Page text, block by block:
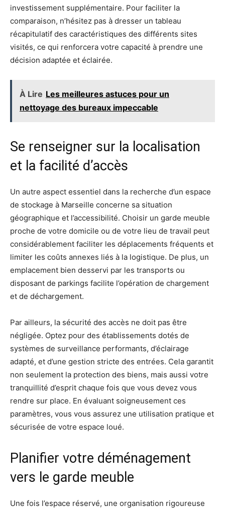
investissement supplémentaire. Pour faciliter la
comparaison, n’hésitez pas à dresser un tableau
récapitulatif des caractéristiques des différents sites
visités, ce qui renforcera votre capacité à prendre une
décision adaptée et éclairée.
À Lire Les meilleures astuces pour un
nettoyage des bureaux impeccable
Se renseigner sur la localisation
et la facilité d’accès
Un autre aspect essentiel dans la recherche d’un espace
de stockage à Marseille concerne sa situation
géographique et l’accessibilité. Choisir un garde meuble
proche de votre domicile ou de votre lieu de travail peut
considérablement faciliter les déplacements fréquents et
limiter les coûts annexes liés à la logistique. De plus, un
emplacement bien desservi par les transports ou
disposant de parkings facilite l’opération de chargement
et de déchargement.
Par ailleurs, la sécurité des accès ne doit pas être
négligée. Optez pour des établissements dotés de
systèmes de surveillance performants, d’éclairage
adapté, et d’une gestion stricte des entrées. Cela garantit
non seulement la protection des biens, mais aussi votre
tranquillité d’esprit chaque fois que vous devez vous
rendre sur place. En évaluant soigneusement ces
paramètres, vous vous assurez une utilisation pratique et
sécurisée de votre espace loué.
Planifier votre déménagement
vers le garde meuble
Une fois l’espace réservé, une organisation rigoureuse